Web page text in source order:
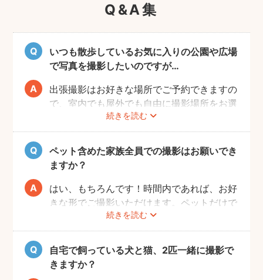
Q&A集
いつも散歩しているお気に入りの公園や広場
で写真を撮影したいのですが…
続きを読む
出張撮影はお好きな場所でご予約できますの
で、室内でも屋外でも自由に撮影場所をお選
びいただけます。
しかし、公園や広場によっては「放し飼い」
や「撮影」が禁止の場所もありますので、事
前にご確認をお願いいたします。
ペット含めた家族全員での撮影はお願いでき
ますか？
続きを読む
はい、もちろんです！時間内であれば、お好
きな形でご撮影いただけます。ペットだけで
の撮影も、ご家族での撮影もお好きな形でお
楽しみください。
自宅で飼っている犬と猫、2匹一緒に撮影で
きますか？